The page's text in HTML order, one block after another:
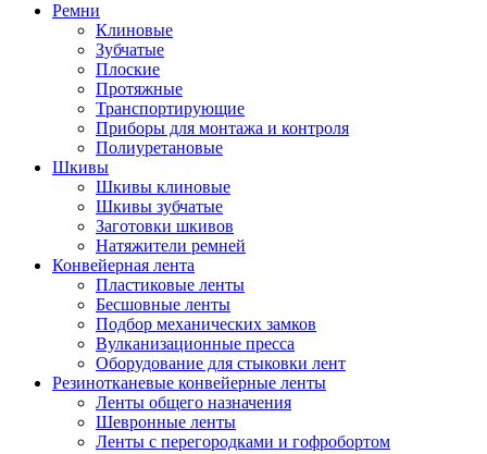
Ремни
Клиновые
Зубчатые
Плоские
Протяжные
Транспортирующие
Приборы для монтажа и контроля
Полиуретановые
Шкивы
Шкивы клиновые
Шкивы зубчатые
Заготовки шкивов
Натяжители ремней
Конвейерная лента
Пластиковые ленты
Бесшовные ленты
Подбор механических замков
Вулканизационные пресса
Оборудование для стыковки лент
Резинотканевые конвейерные ленты
Ленты общего назначения
Шевронные ленты
Ленты с перегородками и гофробортом